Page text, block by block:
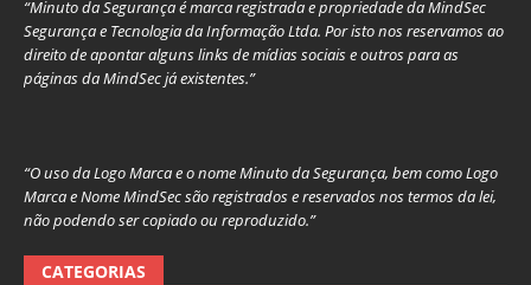
“Minuto da Segurança é marca registrada e propriedade da MindSec
Segurança e Tecnologia da Informação Ltda. Por isto nos reservamos ao
direito de apontar alguns links de mídias sociais e outros para as
páginas da MindSec já existentes.”
“O uso da Logo Marca e o nome Minuto da Segurança, bem como Logo
Marca e Nome MindSec são registrados e reservados nos termos da lei,
não podendo ser copiado ou reproduzido.”
CATEGORIAS